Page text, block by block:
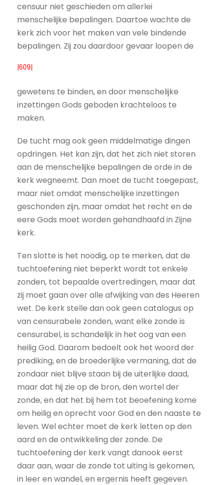
censuur niet geschieden om allerlei
menschelijke bepalingen. Daartoe wachte de
kerk zich voor het maken van vele bindende
bepalingen. Zij zou daardoor gevaar loopen de
|609|
gewetens te binden, en door menschelijke
inzettingen Gods geboden krachteloos te
maken.
De tucht mag ook geen middelmatige dingen
opdringen. Het kan zijn, dat het zich niet storen
aan de menschelijke bepalingen de orde in de
kerk wegneemt. Dan moet de tucht toegepast,
maar niet omdat menschelijke inzettingen
geschonden zijn, maar omdat het recht en de
eere Gods moet worden gehandhaafd in Zijne
kerk.
Ten slotte is het noodig, op te merken, dat de
tuchtoefening niet beperkt wordt tot enkele
zonden, tot bepaalde overtredingen, maar dat
zij moet gaan over alle afwijking van des Heeren
wet. De kerk stelle dan ook geen catalogus op
van censurabele zonden, want elke zonde is
censurabel, is schandelijk in het oog van een
heilig God. Daarom bedoelt ook het woord der
prediking, en de broederlijke vermaning, dat de
zondaar niet blijve staan bij de uiterlijke daad,
maar dat hij zie op de bron, den wortel der
zonde, en dat het bij hem tot beoefening kome
om heilig en oprecht voor God en den naaste te
leven. Wel echter moet de kerk letten op den
aard en de ontwikkeling der zonde. De
tuchtoefening der kerk vangt danook eerst
daar aan, waar de zonde tot uiting is gekomen,
in leer en wandel, en ergernis heeft gegeven.